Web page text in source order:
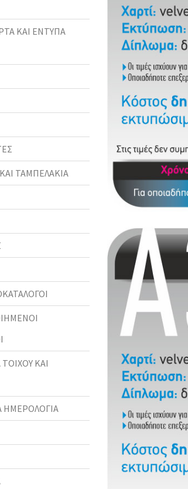
ΚΑΙ ΕΝΤΥΠΑ
ΤΑΜΠΕΛΑΚΙΑ
ΚΑΙ
ΗΜΕΡΟΛΟΓΙΑ